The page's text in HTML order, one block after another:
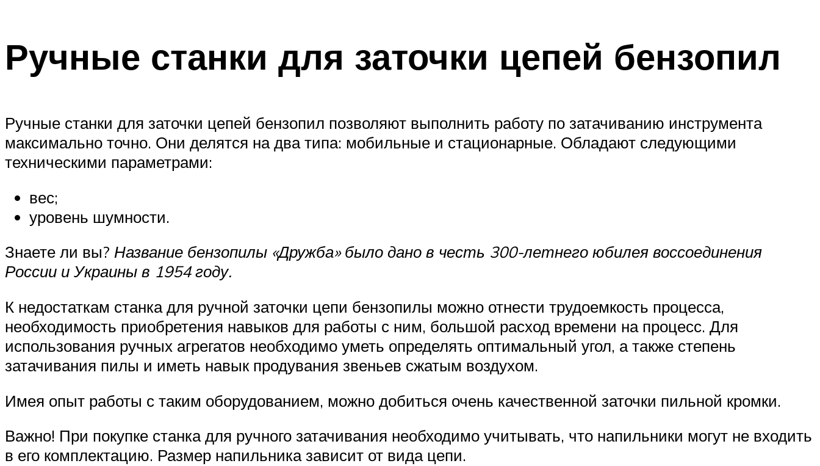
Ручные станки для заточки цепей бензопил
Ручные станки для заточки цепей бензопил позволяют выполнить работу по затачиванию инструмента
максимально точно. Они делятся на два типа: мобильные и стационарные. Обладают следующими
техническими параметрами:
вес;
уровень шумности.
Знаете ли вы? Название бензопилы «Дружба» было дано в честь 300-летнего юбилея воссоединения
России и Украины в 1954 году.
К недостаткам станка для ручной заточки цепи бензопилы можно отнести трудоемкость процесса,
необходимость приобретения навыков для работы с ним, большой расход времени на процесс. Для
использования ручных агрегатов необходимо уметь определять оптимальный угол, а также степень
затачивания пилы и иметь навык продувания звеньев сжатым воздухом.
Имея опыт работы с таким оборудованием, можно добиться очень качественной заточки пильной кромки.
Важно! При покупке станка для ручного затачивания необходимо учитывать, что напильники могут не входить
в его комплектацию. Размер напильника зависит от вида цепи.